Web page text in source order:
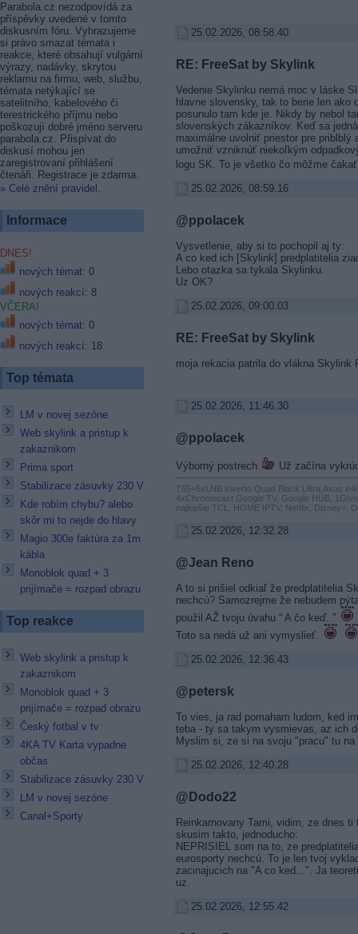
Parabola.cz nezodpovídá za
příspěvky uvedené v tomto
diskusním fóru. Vyhrazujeme
si právo smazat témata i
reakce, které obsahují vulgární
výrazy, nadávky, skrytou
reklamu na firmu, web, službu,
témata netýkající se
satelitního, kabelového či
terestrického příjmu nebo
poškozují dobré jméno serveru
parabola.cz. Přispívat do
diskusí mohou jen
zaregistrovaní přihlášení
čtenáři. Registrace je zdarma.
» Celé znění pravidel .
Informace
DNES!
nových témat: 0
nových reakcí: 8
VČERA!
nových témat: 0
nových reakcí: 18
Top témata
LM v novej sezóne
Web skylink a pristup k
zakaznikom
Prima sport
Stabilizace zásuvky 230 V
Kde robím chybu? alebo
skôr mi to nejde do hlavy
Magio 300e faktúra za 1m
kábla
Monoblok quad + 3
prijímače = rozpad obrazu
Top reakce
Web skylink a pristup k
zakaznikom
Monoblok quad + 3
prijímače = rozpad obrazu
Český fotbal v tv
4KA TV Karta vypadne
občas
Stabilizace zásuvky 230 V
LM v novej sezóne
Canal+Sporty
25.02.2026, 08:58.40
RE: FreeSat by Skylink
Vedenie Skylinku nemá moc v láske
hlavne slovensky, tak to berie len ako
posunulo tam kde je. Nikdy by nebol
slovenských zákazníkov. Keď sa
maximálne uvolniť priestor pre priblblý
umožniť vzniknúť niekoľkým
logu SK. To je všetko čo môžme
25.02.2026, 08:59.16
@ppolacek
Vysvetlenie, aby si to pochopil aj ty:
A co ked ich [Skylink] predplatitelia
Lebo otazka sa tykala Skylinku.
Uz OK?
25.02.2026, 09:00.03
RE: FreeSat by Skylink
moja rekacia patrila do vlákna Skylink
25.02.2026, 11:46.30
@ppolacek
Výborný postrech Už začína
T55+5xLNB Inverto Quad Black Ultra,Axas
4xChromecast Google TV, Google HUB,
najlepšie TCL, HOME IPTV, Netflix, Disney+,
25.02.2026, 12:32.28
@Jean Reno
A to si prišiel odkiaľ že predplatitelia
nechcú? Samozrejme že nebudem
použil AŽ tvoju úvahu “ A čo keď..”
Toto sa nedá už ani vymyslieť.
25.02.2026, 12:36.43
@petersk
To vies, ja rad pomaham ludom, ked
teba - ty sa takym vysmievas, az ich
Myslim si, ze si na svoju "pracu" tu na
25.02.2026, 12:40.28
@Dodo22
Reinkarnovany Tami, vidim, ze dnes
skusim takto, jednoducho:
NEPRISIEL som na to, ze
eurosporty nechcú. To je len tvoj
zacinajucich na "A co ked...". Ja
uz.
25.02.2026, 12:55.42